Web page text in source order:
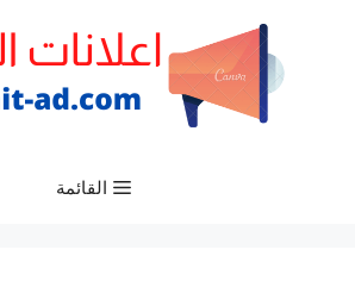
القائمة